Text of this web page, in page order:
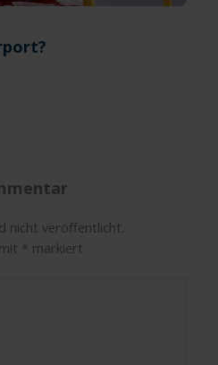
nicht veröffentlicht.
* markiert